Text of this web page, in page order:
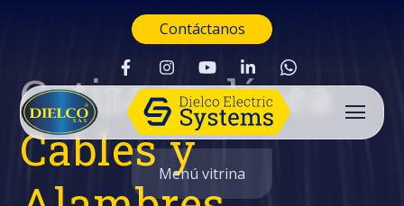
Contáctanos
Menú vitrina
Cotiza en línea
Cables y